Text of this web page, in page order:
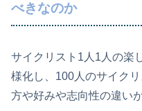
べきなのか
サイクリスト1人1人の楽
様化し、100人のサイク
方や好みや志向性の違い